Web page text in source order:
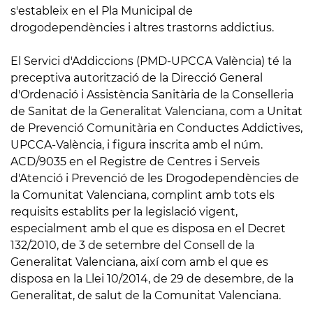
s'estableix en el Pla Municipal de
drogodependències i altres trastorns addictius.
El Servici d'Addiccions (PMD-UPCCA València) té la
preceptiva autorització de la Direcció General
d'Ordenació i Assistència Sanitària de la Conselleria
de Sanitat de la Generalitat Valenciana, com a Unitat
de Prevenció Comunitària en Conductes Addictives,
UPCCA-València, i figura inscrita amb el núm.
ACD/9035 en el Registre de Centres i Serveis
d'Atenció i Prevenció de les Drogodependències de
la Comunitat Valenciana, complint amb tots els
requisits establits per la legislació vigent,
especialment amb el que es disposa en el Decret
132/2010, de 3 de setembre del Consell de la
Generalitat Valenciana, així com amb el que es
disposa en la Llei 10/2014, de 29 de desembre, de la
Generalitat, de salut de la Comunitat Valenciana.